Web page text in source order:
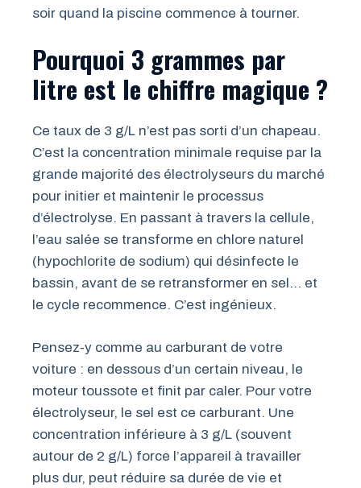
soir quand la piscine commence à tourner.
Pourquoi 3 grammes par
litre est le chiffre magique ?
Ce taux de 3 g/L n’est pas sorti d’un chapeau.
C’est la concentration minimale requise par la
grande majorité des électrolyseurs du marché
pour initier et maintenir le processus
d’électrolyse. En passant à travers la cellule,
l’eau salée se transforme en chlore naturel
(hypochlorite de sodium) qui désinfecte le
bassin, avant de se retransformer en sel… et
le cycle recommence. C’est ingénieux.
Pensez-y comme au carburant de votre
voiture : en dessous d’un certain niveau, le
moteur toussote et finit par caler. Pour votre
électrolyseur, le sel est ce carburant. Une
concentration inférieure à 3 g/L (souvent
autour de 2 g/L) force l’appareil à travailler
plus dur, peut réduire sa durée de vie et